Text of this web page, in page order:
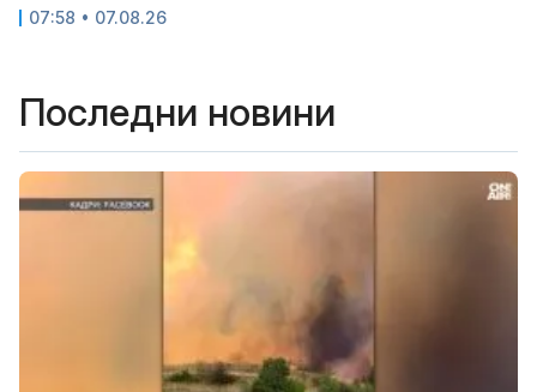
07:58 • 07.08.26
Последни новини